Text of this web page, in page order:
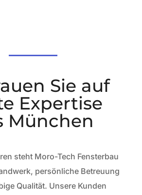
Sie auf
Expertise
München
steht Moro-Tech Fensterbau
persönliche Betreuung
Qualität. Unsere Kunden